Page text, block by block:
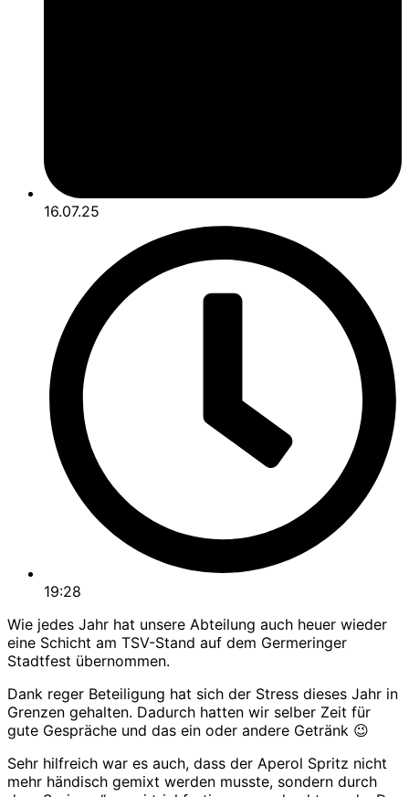
16.07.25
19:28
Wie jedes Jahr hat unsere Abteilung auch heuer wieder
eine Schicht am TSV-Stand auf dem Germeringer
Stadtfest übernommen.
Dank reger Beteiligung hat sich der Stress dieses Jahr in
Grenzen gehalten. Dadurch hatten wir selber Zeit für
gute Gespräche und das ein oder andere Getränk 😉
Sehr hilfreich war es auch, dass der Aperol Spritz nicht
mehr händisch gemixt werden musste, sondern durch